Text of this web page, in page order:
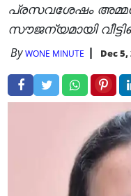
പ്രസവശേഷം
സൗജന്യമായി
ByWONE MINUTE Dec